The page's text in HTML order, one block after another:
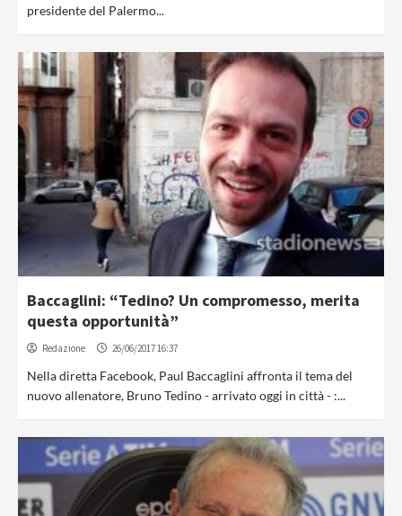
presidente del Palermo...
Baccaglini: “Tedino? Un compromesso, merita
questa opportunità”
Redazione 26/06/2017 16:37
Nella diretta Facebook, Paul Baccaglini affronta il tema del
nuovo allenatore, Bruno Tedino - arrivato oggi in città - :...